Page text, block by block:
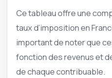
Ce tableau offre une
taux d’imposition en
important de noter que
fonction des revenus et
de chaque contribuable.